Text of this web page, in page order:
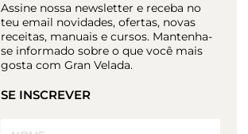
Assine nossa newsletter e receba no
teu email novidades, ofertas, novas
receitas, manuais e cursos. Mantenha-
se informado sobre o que você mais
gosta com Gran Velada.
SE INSCREVER